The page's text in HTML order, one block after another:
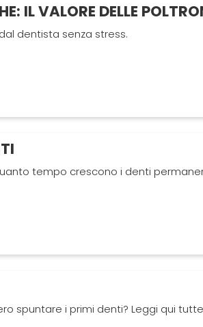
IL VALORE DELLE
dentista senza stress.
tempo crescono i denti
spuntare i primi denti? Leggi qui